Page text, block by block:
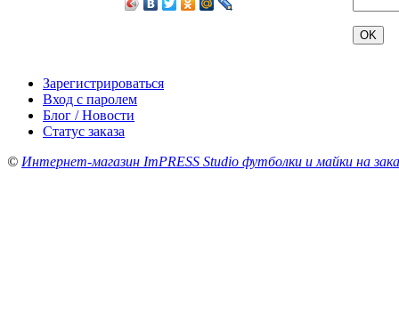
Зарегистрироваться
Вход с паролем
Блог / Новости
Статус заказа
© Интернет-магазин ImPRESS Studio футболки и майки на